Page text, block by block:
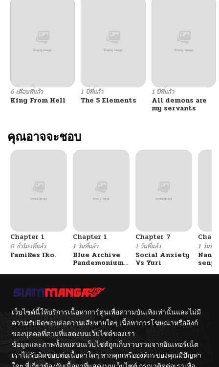
6 เดือนที่แล้ว
King From Hell
1 ปีที่แล้ว
The 5 Elements
1 ปีที่แล้ว
All demons are
my servants
คุณอาจจะชอบ
Chapter 1
8 ชั่วโมงที่แล้ว
FamiRes Iko.
Chapter 1
1 วันที่แล้ว
Blue Archive
Pandemonium
Chapter 7
1 วันที่แล้ว
Social Anxiety
Vs Yuri
1 วันที่แ
เว็บไซต์นี้ให้บริการเนื้อหาการ์ตูนเพื่อความบันเทิงเท่านั้นและไม่มี
ความรับผิดชอบต่อความเสียหายใดๆ เนื้อหาการโฆษณาหรือลิงก์
ของบุคคลที่สามที่แสดงบนเว็บไซต์ของเรา
ข้อมูลและภาพทั้งหมดบนเว็บไซต์ถูกเก็บรวบรวมจากอินเทอร์เน็ต
เราไม่รับผิดชอบต่อเนื้อหาใดๆ หากคุณหรือองค์กรของคุณมีปัญหา